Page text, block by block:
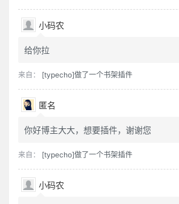
小码农
给你拉
来自： [typecho]做了一个书架插件
匿名
你好博主大大，想要插件，谢谢您
来自： [typecho]做了一个书架插件
小码农